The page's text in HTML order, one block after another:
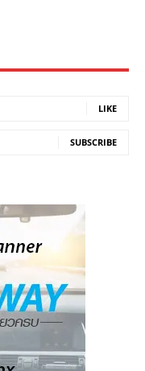
LIKE
SUBSCRIBE